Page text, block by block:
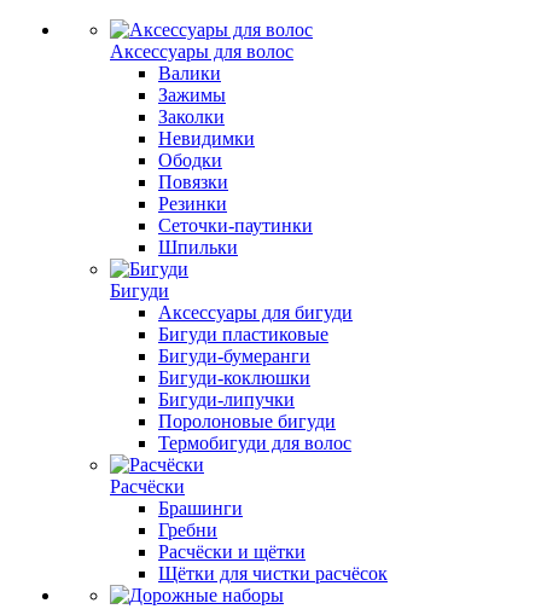
Аксессуары для волос
Валики
Зажимы
Заколки
Невидимки
Ободки
Повязки
Резинки
Сеточки-паутинки
Шпильки
Бигуди
Аксессуары для бигуди
Бигуди пластиковые
Бигуди-бумеранги
Бигуди-коклюшки
Бигуди-липучки
Поролоновые бигуди
Термобигуди для волос
Расчёски
Брашинги
Гребни
Расчёски и щётки
Щётки для чистки расчёсок